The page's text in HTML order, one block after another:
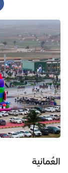
العُمانية